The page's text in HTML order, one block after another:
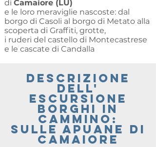
di Camaiore (LU)
e le loro meraviglie nascoste: dal
borgo di Casoli al borgo di Metato alla
scoperta di Graffiti, grotte,
i ruderi del castello di Montecastrese
e le cascate di Candalla
descrizione
delL'
escursione
BORGHI IN
CAMMINO:
SULLE APUANE DI
CAMAIORE